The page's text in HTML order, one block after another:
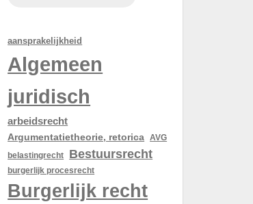
aansprakelijkheid
Algemeen
juridisch
arbeidsrecht
Argumentatietheorie, retorica AVG
belastingrecht Bestuursrecht
burgerlijk procesrecht
Burgerlijk recht